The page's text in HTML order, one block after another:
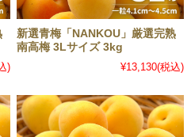
)
新選青梅「NANKOU」厳選完熟
南高梅 3Lサイズ 3kg
¥13,130(税込)